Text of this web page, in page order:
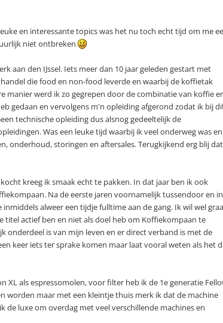
en interessante topics was het nu toch echt tijd om me
niet ontbreken
aan den IJssel. Iets meer dan 10 jaar geleden gestart met
die food en non-food leverde en waarbij de koffietak
manier werd ik zo gegrepen door de combinatie van koffie
gedaan en vervolgens m'n opleiding afgerond zodat ik bij
technische opleiding dus alsnog gedeeltelijk de
Was een leuke tijd waarbij ik veel onderweg was en
onderhoud, storingen en aftersales. Terugkijkend erg blij
kreeg ik smaak echt te pakken. In dat jaar ben ik ook
Na de eerste jaren voornamelijk tussendoor en in
alweer een tijdje fulltime aan de gang. Ik wil wel
actief ben en niet als doel heb om Koffiekompaan te
onderdeel is van mijn leven en er direct verband is met de
keer iets ter sprake komen maar laat vooral weten als het
XL als espressomolen, voor filter heb ik de 1e generatie
worden maar met een kleintje thuis merk ik dat de machine
de luxe om overdag met veel verschillende machines en